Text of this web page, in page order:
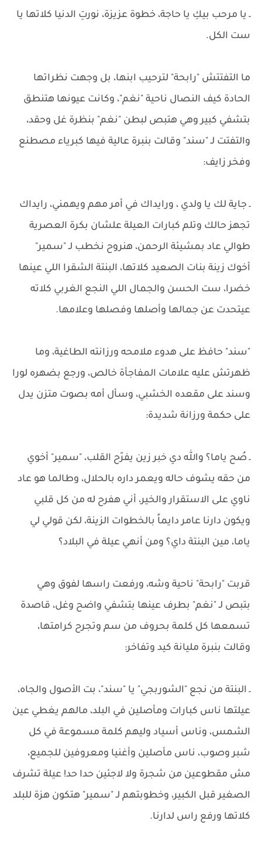
ـ يا مرحب بيكِ يا حاجة، خطوة عزيزة، نورتِ الدنيا كلاتها يا
ست الكل.
ما التفتتش "رابحة" لترحيب ابنها، بل وجهت نظراتها
الحادة كيف النصال ناحية "نغم"، وكانت عيونها هتنطق
بتشفي كبير وهي هتبص لبطن "نغم" بنظرة غل وحقد،
والتفتت لـ "سند" وقالت بنبرة عالية فيها كبرياء مصطنع
وفخر زايف:
ـ جاية لك يا ولدي ، ورايداك في أمر مهم ويهمني، رايداك
تجهز حالك وتلم كبارات العيلة علشان بكرة العصرية
طوالي عاد بمشيئة الرحمن، هنروح نخطب لـ "سمير"
أخوك زينة بنات الصعيد كلاتها، البنتة الشقرا اللي عينها
خضرا، ست الحسن والجمال اللي النجع الغربي كلاته
عيتحدت عن جمالها وأصلها وفصلها وعلامها.
"سند" حافظ على هدوء ملامحه ورزانته الطاغية، وما
ظهرتش عليه علامات المفاجأة خالص، ورجع بضهره لورا
وسند على مقعده الخشبي، وسأل أمه بصوت متزن يدل
على حكمة ورزانة شديدة:
ـ صُح ياما؟ والله دي خبر زين يفرّح القلب، "سمير" أخوي
من حقه يشوف حاله ويعمر داره بالحلال، وطالما هو عاد
ناوي على الاستقرار والخير، أني هفرح له من كل قلبي
ويكون دارنا عامر دايماً بالخطوات الزينة، لكن قولي لي
ياما، مين البنتة داي؟ ومن أنهي عيلة في البلاد؟
قربت "رابحة" ناحية وشه، ورفعت راسها لفوق وهي
بتبص لـ "نغم" بطرف عينها بتشفي واضح وغل، قاصدة
تسمعها كل كلمة بحروف من سم وتجرح كرامتها،
وقالت بنبرة مليانة كيد وتفاخر:
ـ البنتة من نجع "الشوربجي" يا "سند"، بت الأصول والجاه،
عيلتها ناس كبارات ومأصلين في البلد، مالهم يغطي عين
الشمس، وناس أسياد وليهم كلمة مسموعة في كل
شبر وصوب، ناس مأصلين وأغنيا ومعروفين للجميع،
مش مقطوعين من شجرة ولا لاجئين حدا حد! عيلة تشرف
الصغير قبل الكبير، وخطوبتهم لـ "سمير" هتكون هزة للبلد
كلاتها ورفع راس لدارنا.